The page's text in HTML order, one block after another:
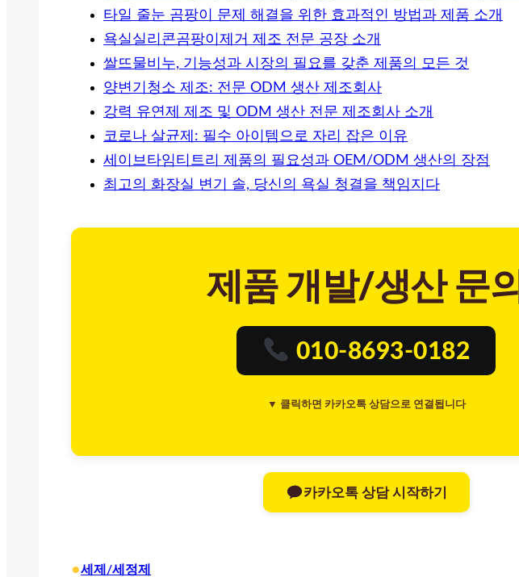
타일 줄눈 곰팡이 문제 해결을 위한 효과적인 방법과 제품 소개
욕실실리콘곰팡이제거 제조 전문 공장 소개
쌀뜨물비누, 기능성과 시장의 필요를 갖춘 제품의 모든 것
양변기청소 제조: 전문 ODM 생산 제조회사
강력 유연제 제조 및 ODM 생산 전문 제조회사 소개
코로나 살균제: 필수 아이템으로 자리 잡은 이유
세이브타임티트리 제품의 필요성과 OEM/ODM 생산의 장점
최고의 화장실 변기 솔, 당신의 욕실 청결을 책임지다
제품 개발/생산 문의
010-8693-0182
▼ 클릭하면 카카오톡 상담으로 연결됩니다
카카오톡 상담 시작하기
•세제/세정제